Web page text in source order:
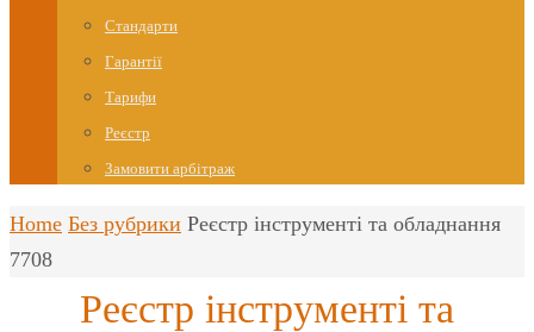
Стандарти
Гарантії
Тарифи
Реєстр
Замовити арбітраж
Home Без рубрики Реєстр інструменті та обладнання
7708
Реєстр інструменті та